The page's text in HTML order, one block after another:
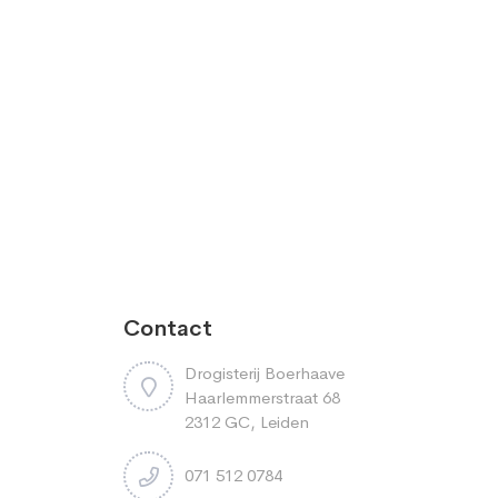
Contact
Drogisterij Boerhaave
Haarlemmerstraat 68
2312 GC, Leiden
071 512 0784